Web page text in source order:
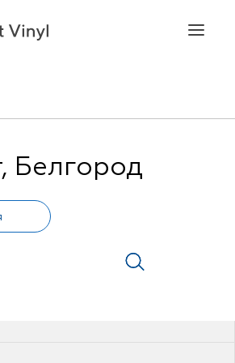
Белгород
интерьера
в интерьере